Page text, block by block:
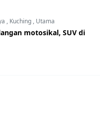
, Kuching, Utama
motosikal, SUV di